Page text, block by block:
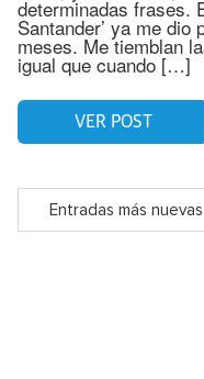
determinadas frases.
Santander’ ya me
meses. Me tiemblan
igual que cuando […]
VER POST
Entradas más nuevas